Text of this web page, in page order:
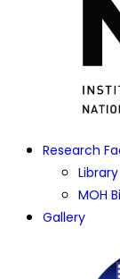
Research
Library
MOH
Gallery